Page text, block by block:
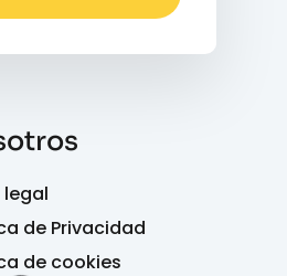
legal
de Privacidad
de cookies